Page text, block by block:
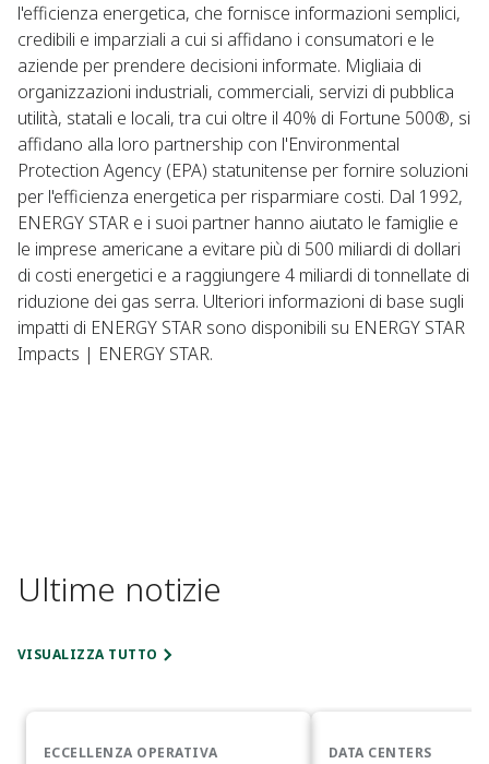
l'efficienza energetica, che fornisce informazioni semplici,
credibili e imparziali a cui si affidano i consumatori e le
aziende per prendere decisioni informate. Migliaia di
organizzazioni industriali, commerciali, servizi di pubblica
utilità, statali e locali, tra cui oltre il 40% di Fortune 500®, si
affidano alla loro partnership con l'Environmental
Protection Agency (EPA) statunitense per fornire soluzioni
per l'efficienza energetica per risparmiare costi. Dal 1992,
ENERGY STAR e i suoi partner hanno aiutato le famiglie e
le imprese americane a evitare più di 500 miliardi di dollari
di costi energetici e a raggiungere 4 miliardi di tonnellate di
riduzione dei gas serra. Ulteriori informazioni di base sugli
impatti di ENERGY STAR sono disponibili su ENERGY STAR
Impacts | ENERGY STAR.
Ultime notizie
VISUALIZZA TUTTO
ECCELLENZA OPERATIVA DATA CENTERS